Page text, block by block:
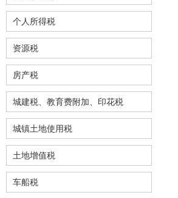
个人所得税
资源税
房产税
城建税、教育费附加、印花税
城镇土地使用税
土地增值税
车船税